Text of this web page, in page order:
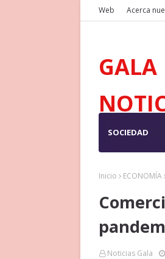
Web Acerca
GALA
SOCIEDAD
Inicio ECONOMÍA
Noticias Gala